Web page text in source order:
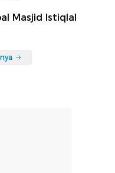
Masjid Istiqlal